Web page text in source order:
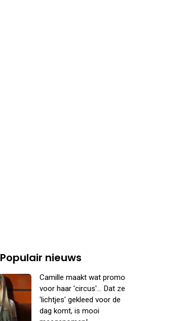
Populair nieuws
Camille maakt wat promo
voor haar 'circus'... Dat ze
'lichtjes' gekleed voor de
dag komt, is mooi